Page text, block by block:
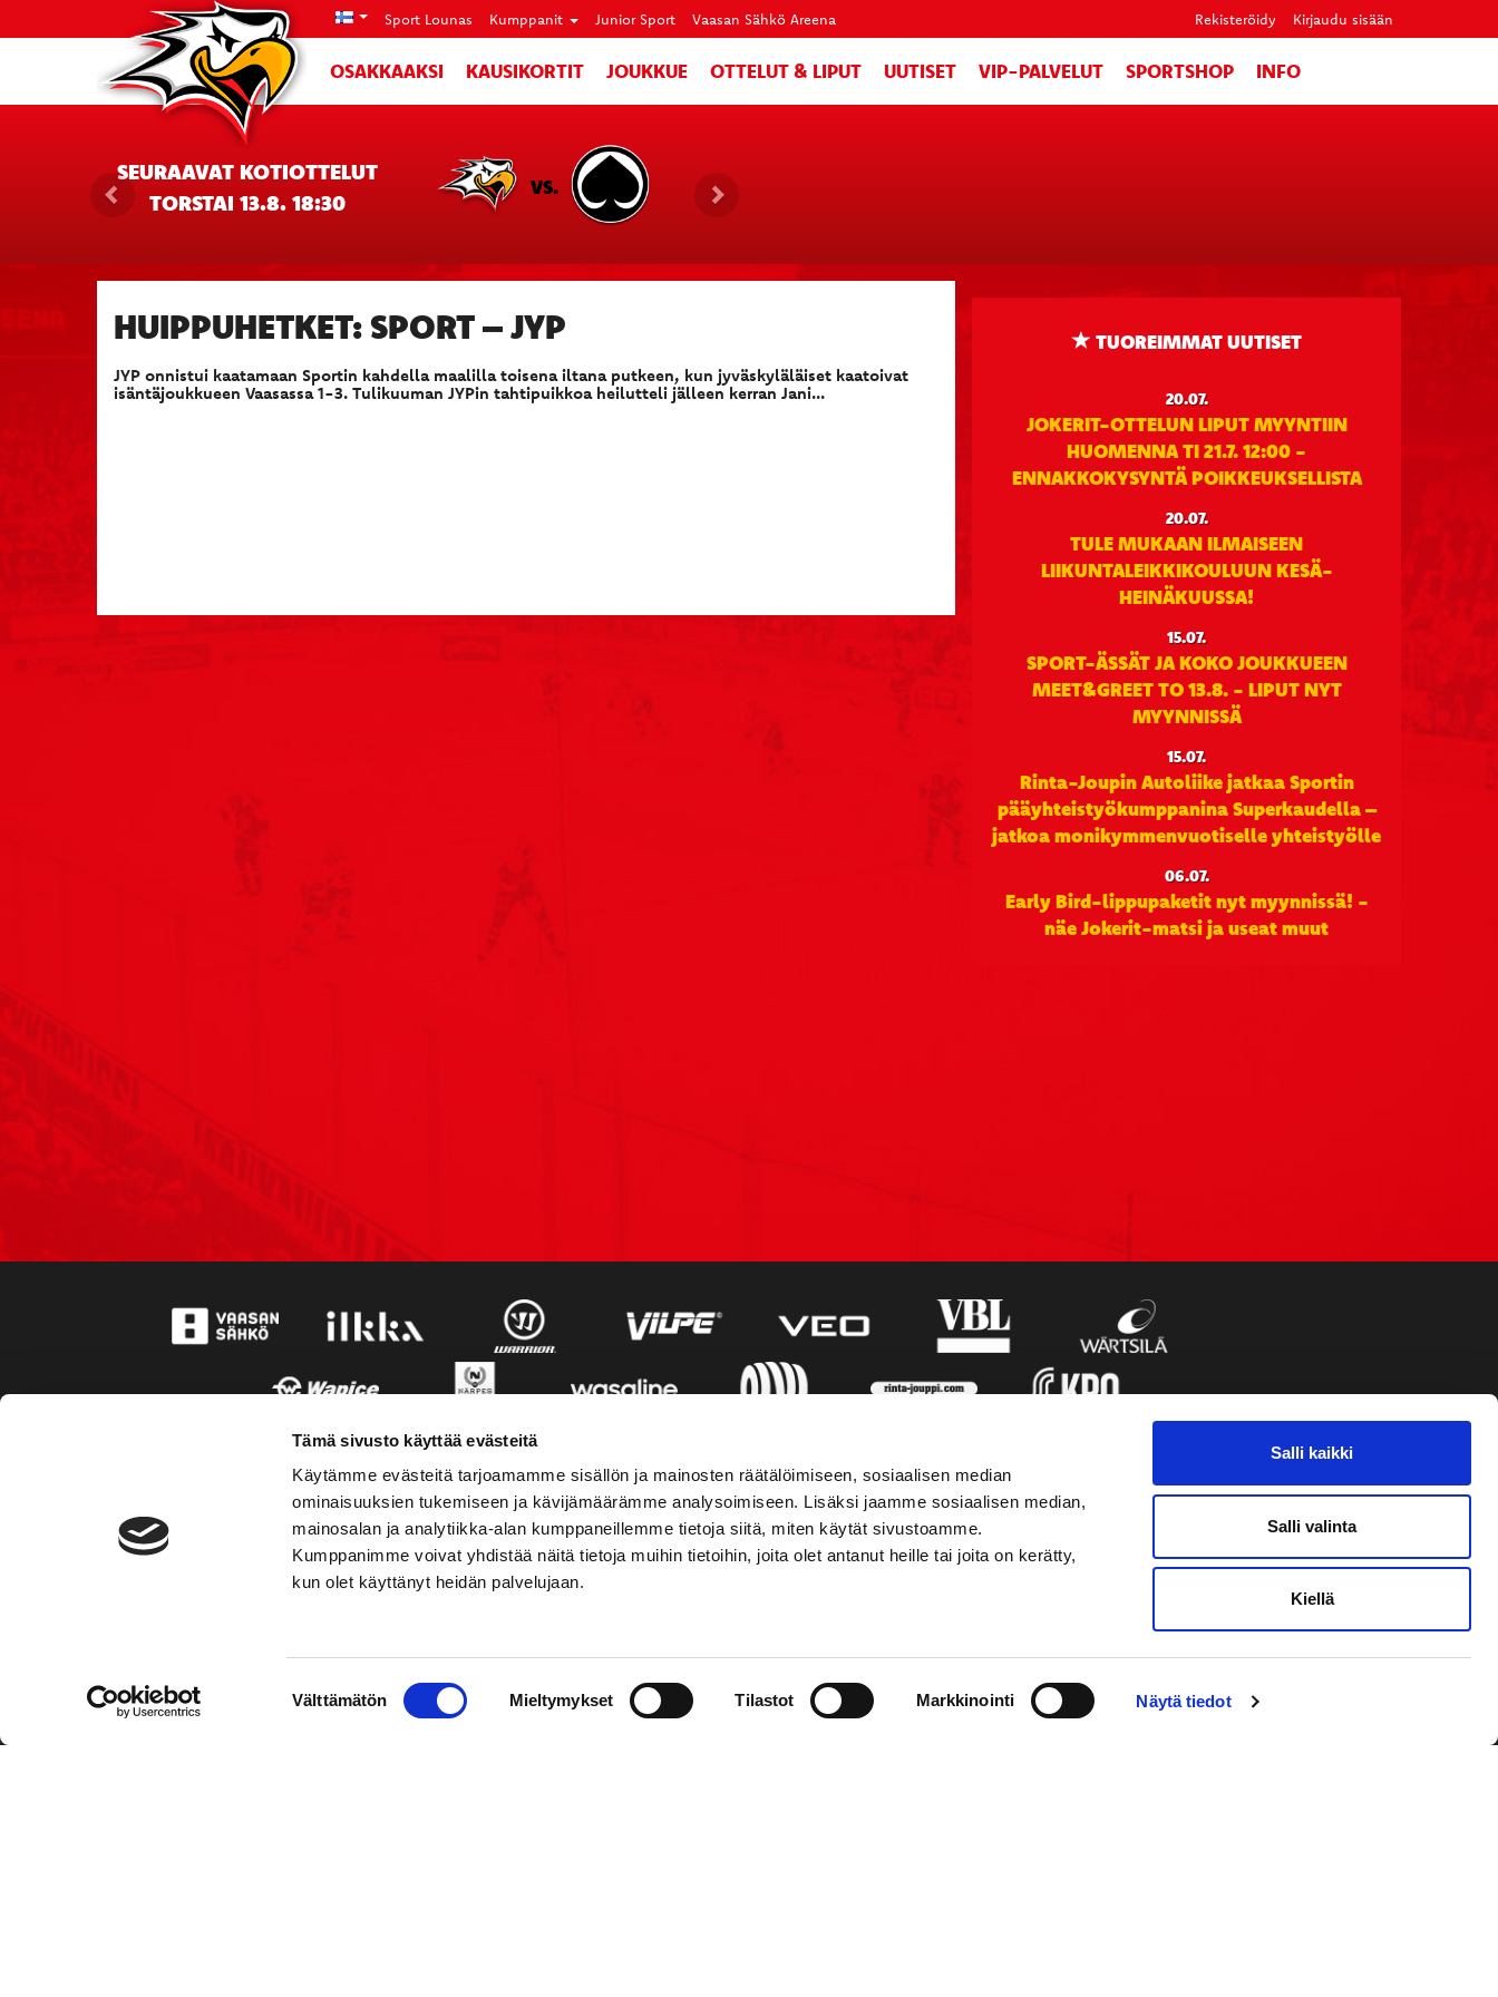
Tämä sivusto käyttää evästeitä
Käytämme evästeitä tarjoamamme sisällön ja mainosten räätälöimiseen, sosiaalisen median
ominaisuuksien tukemiseen ja kävijämäärämme analysoimiseen. Lisäksi jaamme sosiaalisen median,
mainosalan ja analytiikka-alan kumppaneillemme tietoja siitä, miten käytät sivustoamme.
Kumppanimme voivat yhdistää näitä tietoja muihin tietoihin, joita olet antanut heille tai joita on kerätty,
kun olet käyttänyt heidän palvelujaan.
Välttämätön Mieltymykset Tilastot Markkinointi Näytä tiedot
Salli kaikki
Salli valinta
Kiellä
Sport Lounas Kumppanit Junior Sport Vaasan Sähkö Areena Rekisteröidy Kirjaudu sisään
OSAKKAAKSI KAUSIKORTIT JOUKKUE OTTELUT & LIPUT UUTISET VIP-PALVELUT SPORTSHOP INFO
SEURAAVAT KOTIOTTELUT
TORSTAI 13.8. 18:30
VS.
HUIPPUHETKET: SPORT – JYP
JYP onnistui kaatamaan Sportin kahdella maalilla toisena iltana putkeen, kun jyväskyläläiset kaatoivat
isäntäjoukkueen Vaasassa 1-3. Tulikuuman JYPin tahtipuikkoa heilutteli jälleen kerran Jani...
TUOREIMMAT UUTISET
20.07.
JOKERIT-OTTELUN LIPUT MYYNTIIN
HUOMENNA TI 21.7. 12:00 -
ENNAKKOKYSYNTÄ POIKKEUKSELLISTA
20.07.
TULE MUKAAN ILMAISEEN
LIIKUNTALEIKKIKOULUUN KESÄ-
HEINÄKUUSSA!
15.07.
SPORT-ÄSSÄT JA KOKO JOUKKUEEN
MEET&GREET TO 13.8. - LIPUT NYT
MYYNNISSÄ
15.07.
Rinta-Joupin Autoliike jatkaa Sportin
pääyhteistyökumppanina Superkaudella –
jatkoa monikymmenvuotiselle yhteistyölle
06.07.
Early Bird-lippupaketit nyt myynnissä! -
näe Jokerit-matsi ja useat muut
Hockey-Team Vaasan Sport Oy
YHTEYSTIEDOT
Puh: 02 01 555 600
sportshop@vaasansport.fi
SOSIAALINEN MEDIA
facebook
VAASAN SPORT UUTISKIRJE